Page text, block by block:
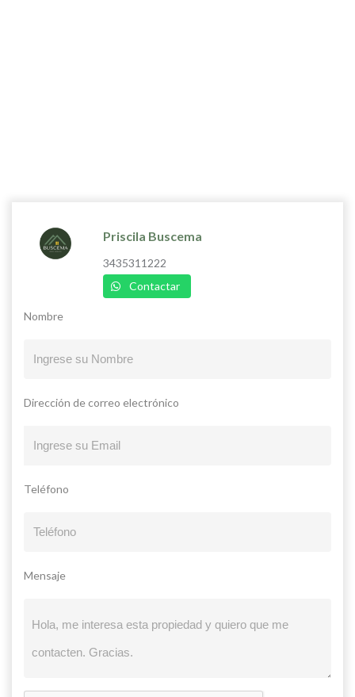
Priscila Buscema
3435311222
Contactar
Nombre
Dirección de correo electrónico
Teléfono
Mensaje